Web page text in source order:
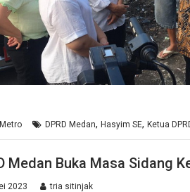
DPRD Medan, Hasyim SE, Ketua
Medan Buka Masa Sidang
2023 tria sitinjak